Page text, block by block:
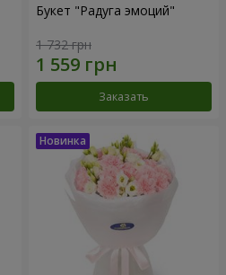
Букет "Радуга эмоций"
1 732 грн
Заказать